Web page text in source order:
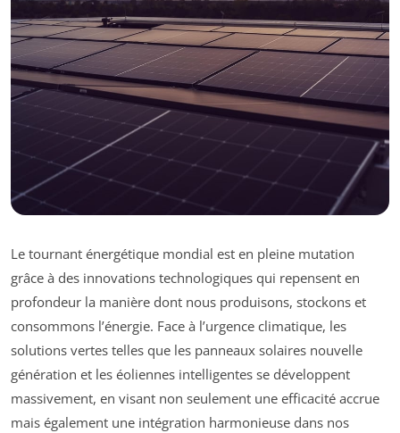
Le tournant énergétique mondial est en pleine mutation
grâce à des innovations technologiques qui repensent en
profondeur la manière dont nous produisons, stockons et
consommons l’énergie. Face à l’urgence climatique, les
solutions vertes telles que les panneaux solaires nouvelle
génération et les éoliennes intelligentes se développent
massivement, en visant non seulement une efficacité accrue
mais également une intégration harmonieuse dans nos